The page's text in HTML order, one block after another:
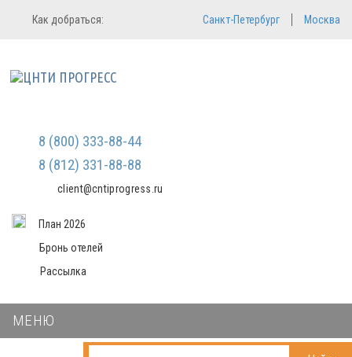
Регистрация
Мы не передаем ваши данные
третьим лицам и не рассылаем
Вход в систему
Как добраться: Санкт-Петербург Москва
8 (800) 333-88-44
8 (812) 331-88-88
client@cntiprogress.ru
План 2026
Бронь отелей
Рассылка
МЕНЮ